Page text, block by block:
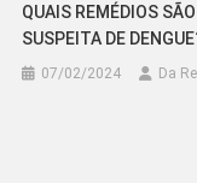
QUAIS REMÉDIOS
SUSPEITA DE
07/02/2024 Da